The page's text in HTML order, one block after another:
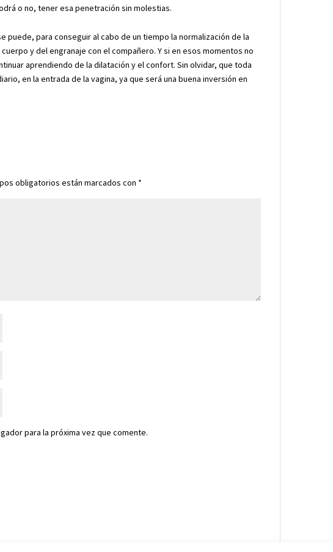
o no, tener esa penetración sin molestias.
puede, para conseguir al cabo de un tiempo la normalización de la
y del engranaje con el compañero. Y si en esos momentos no
aprendiendo de la dilatación y el confort. Sin olvidar, que toda
en la entrada de la vagina, ya que será una buena inversión en
obligatorios están marcados con *
para la próxima vez que comente.